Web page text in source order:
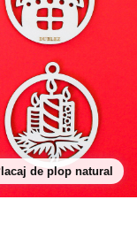
de plop natural